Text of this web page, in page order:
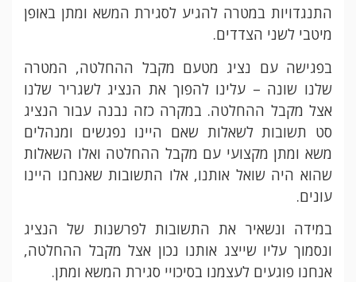
התנגדויות במטרה להגיע לסגירת המשא ומתן באופן
מיטבי לשני הצדדים.
בפגישה עם נציג מטעם מקבל ההחלטה, המטרה
שלנו שונה – עלינו להפוך את הנציג לשגריר שלנו
אצל מקבל ההחלטה. במקרה כזה נבנה עבור הנציג
סט תשובות לשאלות שאם היינו נפגשים ומנהלים
משא ומתן מקצועי עם מקבל ההחלטה ואלו השאלות
שהוא היה שואל אותנו, אלו התשובות שאנחנו היינו
עונים.
במידה ונשאיר את התשובות לפרשנות של הנציג
ונסמוך עליו שייצג אותנו נכון אצל מקבל ההחלטה,
אנחנו פוגעים לעצמנו בסיכויי סגירת המשא ומתן.